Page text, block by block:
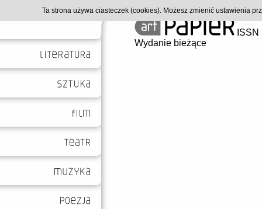
Wydanie bieżące
Ta strona używa ciasteczek (cookies). Możesz zmienić ustawienia